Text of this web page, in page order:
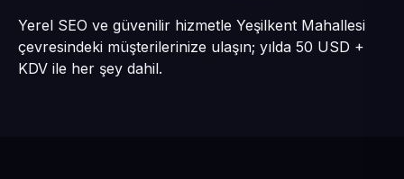
Yerel SEO ve güvenilir hizmetle Yeşilkent Mahallesi
çevresindeki müşterilerinize ulaşın; yılda 50 USD +
KDV ile her şey dahil.